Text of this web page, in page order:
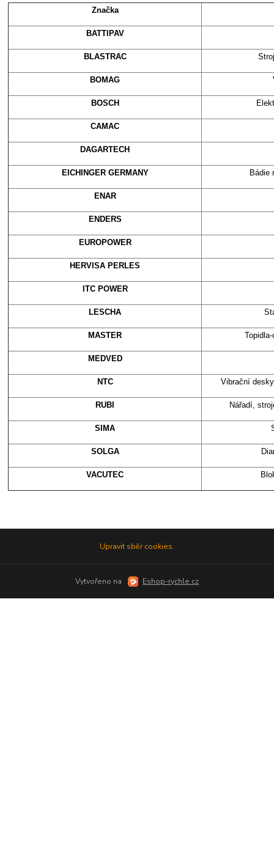
Značka
BATTIPAV
BLASTRAC
BOMAG
BOSCH
CAMAC
DAGARTECH
EICHINGER GERMANY Bádie
ENAR
ENDERS
EUROPOWER
HERVISA PERLES
ITC POWER
LESCHA
MASTER
MEDVED
NTC Vibrační
RUBI Nářadí,
SIMA
SOLGA
VACUTEC
Upravit sběr cookies.
Vytvořeno na Eshop-rychle.cz